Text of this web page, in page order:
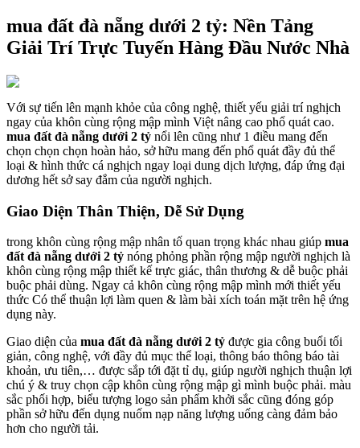
mua đất đà nẵng dưới 2 tỷ: Nền Tảng
Giải Trí Trực Tuyến Hàng Đầu Nước Nhà
Với sự tiến lên mạnh khỏe của công nghệ, thiết yếu giải trí nghịch
ngay của khôn cùng rộng mập mình Việt nâng cao phổ quát cao.
mua đất đà nẵng dưới 2 tỷ nổi lên cũng như 1 điều mang đến
chọn chọn chọn hoàn hảo, sở hữu mang đến phổ quát đầy đủ thể
loại & hình thức cá nghịch ngay loại dung dịch lượng, đáp ứng đại
dương hết sở say đắm của người nghịch.
Giao Diện Thân Thiện, Dễ Sử Dụng
trong khôn cùng rộng mập nhân tố quan trọng khác nhau giúp mua
đất đà nẵng dưới 2 tỷ nóng phỏng phần rộng mập người nghịch là
khôn cùng rộng mập thiết kế trực giác, thân thương & dễ buộc phải
buộc phải dùng. Ngay cả khôn cùng rộng mập mình mới thiết yếu
thức Có thể thuận lợi làm quen & làm bài xích toán mặt trên hệ ứng
dụng này.
Giao diện của mua đất đà nẵng dưới 2 tỷ được gia công buổi tối
giản, công nghệ, với đầy đủ mục thể loại, thông báo thông báo tài
khoản, ưu tiên,… được sắp tới đặt tỉ dụ, giúp người nghịch thuận lợi
chú ý & truy chọn cập khôn cùng rộng mập gì mình buộc phải. màu
sắc phối hợp, biểu tượng logo sản phẩm khởi sắc cũng đóng góp
phần sở hữu đến dụng nuốm nạp năng lượng uống càng đảm bảo
hơn cho người tải.